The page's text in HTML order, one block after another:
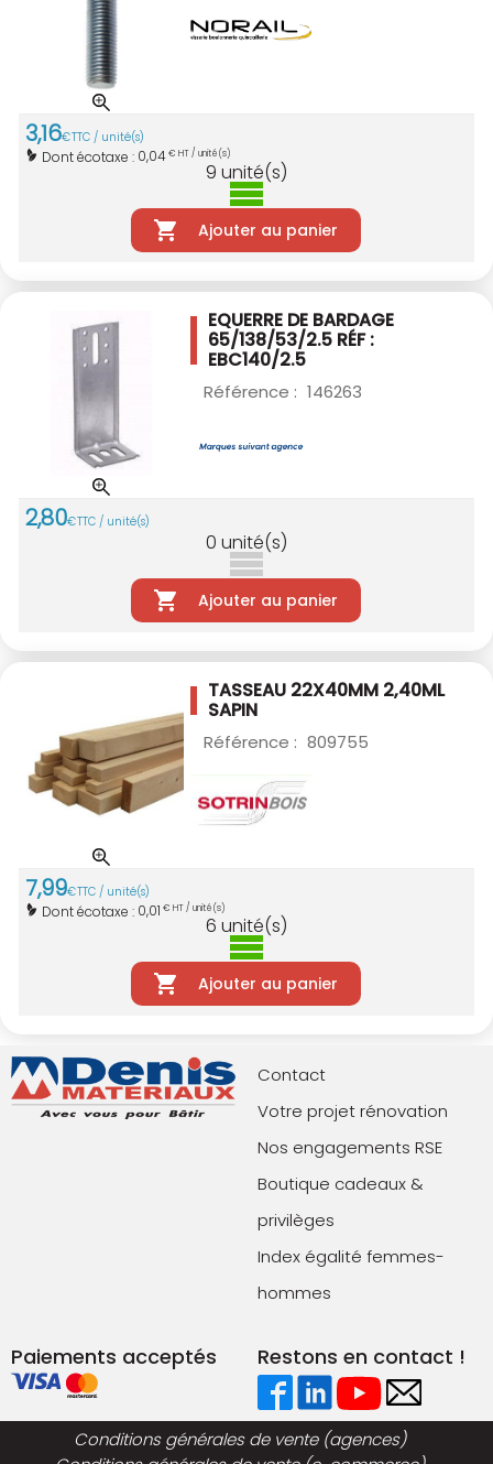
3,16€TTC / unité(s)
Dont écotaxe : 0,04€ HT / unité(s)
9 unité(s)
Ajouter au panier
EQUERRE DE BARDAGE
65/138/53/2.5 RÉF :
EBC140/2.5
Référence : 146263
2,80€TTC / unité(s)
0 unité(s)
Ajouter au panier
TASSEAU 22X40MM 2,40ML
SAPIN
Référence : 809755
7,99€TTC / unité(s)
Dont écotaxe : 0,01 € HT / unité(s)
6 unité(s)
Ajouter au panier
Contact
Votre projet rénovation
Nos engagements RSE
Boutique cadeaux &
privilèges
Index égalité femmes-
hommes
Paiements acceptés Restons en contact !
Conditions générales de vente (agences)